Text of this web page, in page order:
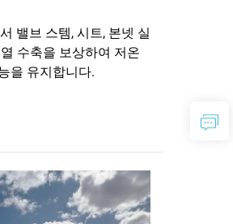
밸브 스템, 시트, 본넷 실
수축을 보상하여 저온
을 유지합니다.